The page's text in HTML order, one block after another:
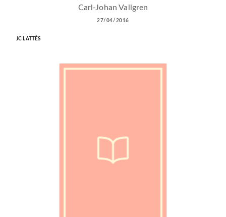
Carl-Johan Vallgren
27/04/2016
JC LATTÈS